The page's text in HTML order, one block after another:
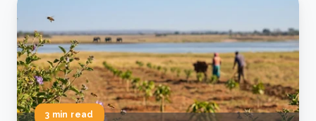
3 min read